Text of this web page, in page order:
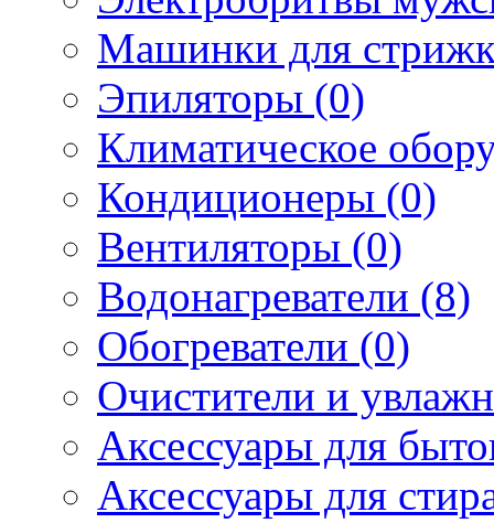
Машинки для
Эпиляторы (0)
Климатическое
Кондиционеры (0)
Вентиляторы (0)
Водонагреватели (8)
Обогреватели (0)
Очистители и
Аксессуары для
Аксессуары для